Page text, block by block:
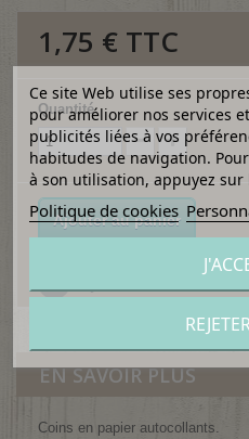
1,75 € TTC
Quantité
Ajouter au panier
EN SAVOIR PLUS
Coins en papier autocollants.
Ce site Web utilise ses
pour améliorer nos services
publicités liées à vos
habitudes de navigation.
à son utilisation, appuyez sur
Politique de cookies